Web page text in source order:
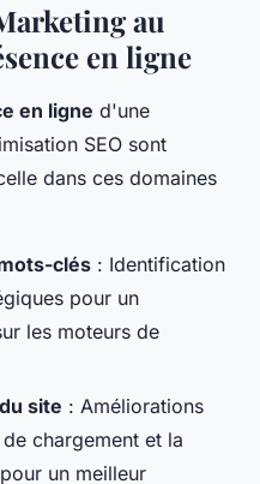
au
en ligne
en ligne d'une
SEO sont
dans ces domaines
clés : Identification
pour un
les moteurs de
site : Améliorations
chargement et la
un meilleur